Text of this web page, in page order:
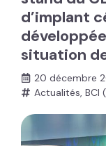
d’implant
situation
20 décembre
Actualités, BCI